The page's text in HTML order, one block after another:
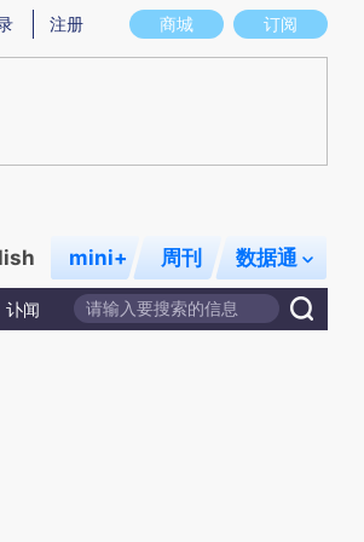
意图存在偏差。不代表财新观点和立场。推荐点击
商城 订阅
注册
mini+ 周刊 数据通
讣闻